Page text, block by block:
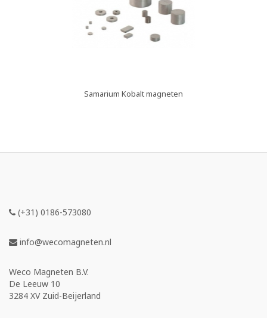
Samarium Kobalt magneten
(+31) 0186-573080
info@wecomagneten.nl
Weco Magneten B.V.
De Leeuw 10
3284 XV Zuid-Beijerland